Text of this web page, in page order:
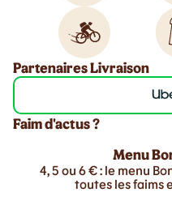
Partenaires Livraison
Faim d'actus ?
Menu
4, 5 ou 6 € : le menu
toutes les faims